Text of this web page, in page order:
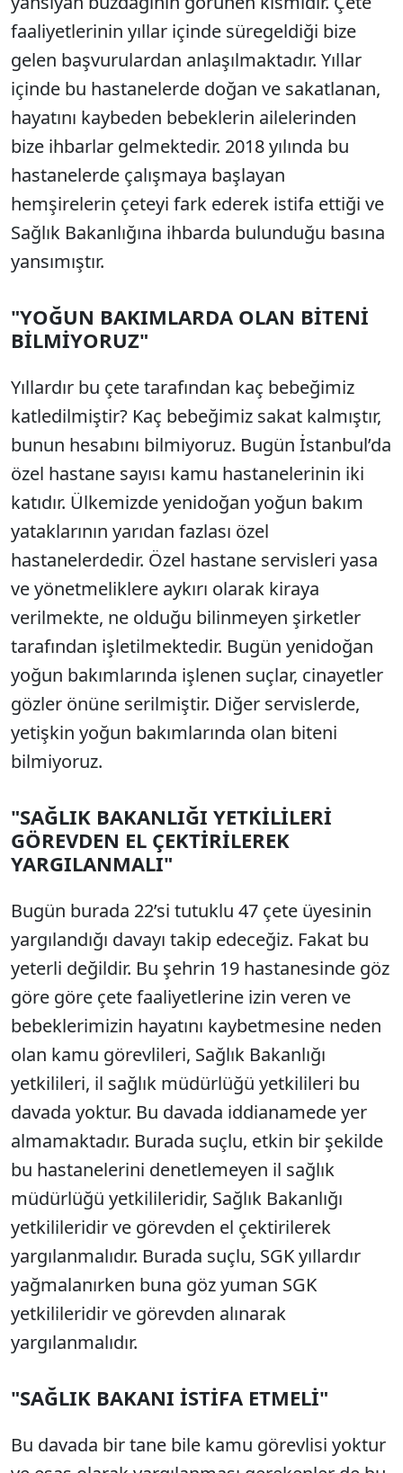
faaliyetlerinin yıllar içinde süregeldiği bize
gelen başvurulardan anlaşılmaktadır. Yıllar
içinde bu hastanelerde doğan ve sakatlanan,
hayatını kaybeden bebeklerin ailelerinden
bize ihbarlar gelmektedir. 2018 yılında bu
hastanelerde çalışmaya başlayan
hemşirelerin çeteyi fark ederek istifa ettiği ve
Sağlık Bakanlığına ihbarda bulunduğu basına
yansımıştır.
"YOĞUN BAKIMLARDA OLAN BİTENİ
BİLMİYORUZ"
Yıllardır bu çete tarafından kaç bebeğimiz
katledilmiştir? Kaç bebeğimiz sakat kalmıştır,
bunun hesabını bilmiyoruz. Bugün İstanbul’da
özel hastane sayısı kamu hastanelerinin iki
katıdır. Ülkemizde yenidoğan yoğun bakım
yataklarının yarıdan fazlası özel
hastanelerdedir. Özel hastane servisleri yasa
ve yönetmeliklere aykırı olarak kiraya
verilmekte, ne olduğu bilinmeyen şirketler
tarafından işletilmektedir. Bugün yenidoğan
yoğun bakımlarında işlenen suçlar, cinayetler
gözler önüne serilmiştir. Diğer servislerde,
yetişkin yoğun bakımlarında olan biteni
bilmiyoruz.
"SAĞLIK BAKANLIĞI YETKİLİLERİ
GÖREVDEN EL ÇEKTİRİLEREK
YARGILANMALI"
Bugün burada 22’si tutuklu 47 çete üyesinin
yargılandığı davayı takip edeceğiz. Fakat bu
yeterli değildir. Bu şehrin 19 hastanesinde göz
göre göre çete faaliyetlerine izin veren ve
bebeklerimizin hayatını kaybetmesine neden
olan kamu görevlileri, Sağlık Bakanlığı
yetkilileri, il sağlık müdürlüğü yetkilileri bu
davada yoktur. Bu davada iddianamede yer
almamaktadır. Burada suçlu, etkin bir şekilde
bu hastanelerini denetlemeyen il sağlık
müdürlüğü yetkilileridir, Sağlık Bakanlığı
yetkilileridir ve görevden el çektirilerek
yargılanmalıdır. Burada suçlu, SGK yıllardır
yağmalanırken buna göz yuman SGK
yetkilileridir ve görevden alınarak
yargılanmalıdır.
"SAĞLIK BAKANI İSTİFA ETMELİ"
Bu davada bir tane bile kamu görevlisi yoktur